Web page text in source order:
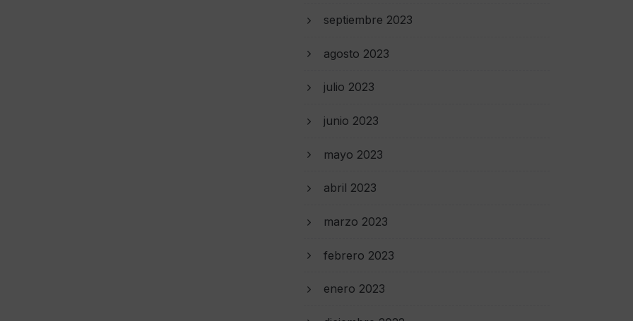
septiembre 2023
agosto 2023
julio 2023
junio 2023
mayo 2023
abril 2023
marzo 2023
febrero 2023
enero 2023